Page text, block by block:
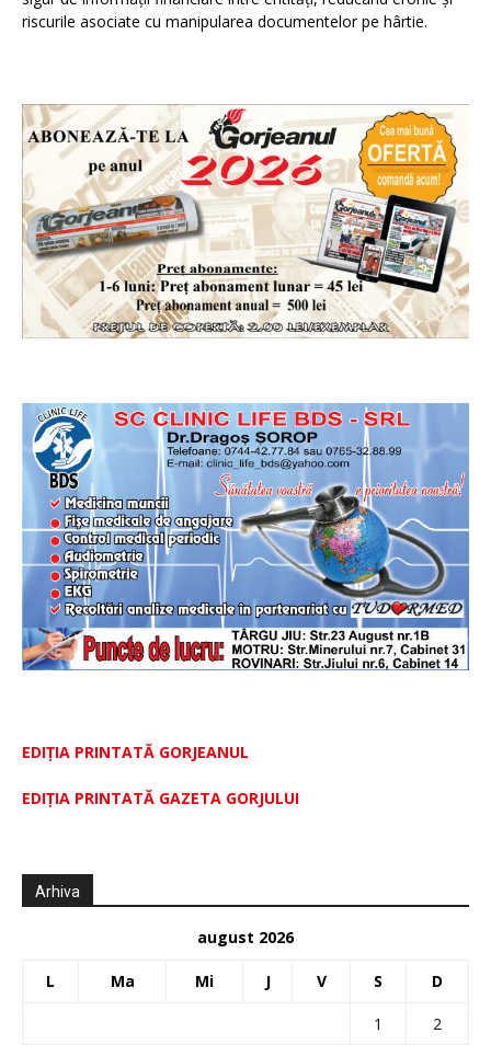
riscurile asociate cu manipularea documentelor pe hârtie.
EDIȚIA PRINTATĂ GORJEANUL
EDIŢIA PRINTATĂ GAZETA GORJULUI
Arhiva
august 2026
L Ma Mi J V S D
1 2